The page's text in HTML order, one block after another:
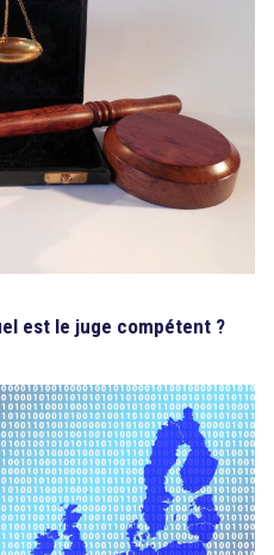
est le juge compétent ?